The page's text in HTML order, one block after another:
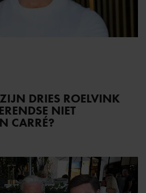
DRIES ROELVINK
NIET
CARRÉ?